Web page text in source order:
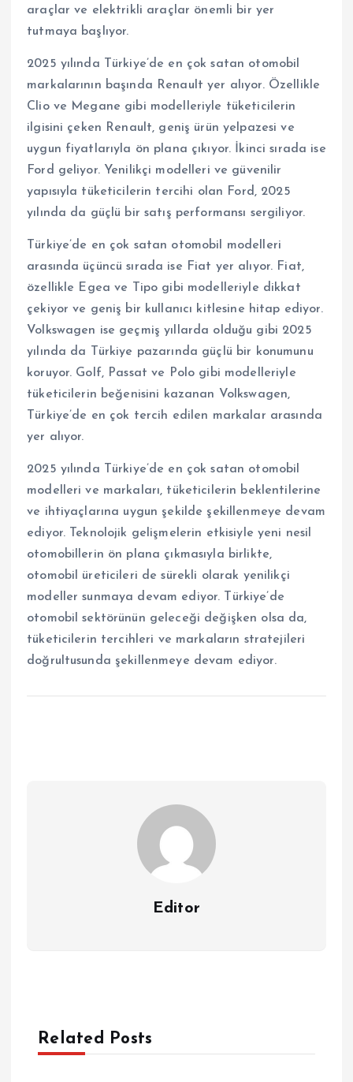
araçlar ve elektrikli araçlar önemli bir yer
tutmaya başlıyor.
2025 yılında Türkiye’de en çok satan otomobil
markalarının başında Renault yer alıyor. Özellikle
Clio ve Megane gibi modelleriyle tüketicilerin
ilgisini çeken Renault, geniş ürün yelpazesi ve
uygun fiyatlarıyla ön plana çıkıyor. İkinci sırada ise
Ford geliyor. Yenilikçi modelleri ve güvenilir
yapısıyla tüketicilerin tercihi olan Ford, 2025
yılında da güçlü bir satış performansı sergiliyor.
Türkiye’de en çok satan otomobil modelleri
arasında üçüncü sırada ise Fiat yer alıyor. Fiat,
özellikle Egea ve Tipo gibi modelleriyle dikkat
çekiyor ve geniş bir kullanıcı kitlesine hitap ediyor.
Volkswagen ise geçmiş yıllarda olduğu gibi 2025
yılında da Türkiye pazarında güçlü bir konumunu
koruyor. Golf, Passat ve Polo gibi modelleriyle
tüketicilerin beğenisini kazanan Volkswagen,
Türkiye’de en çok tercih edilen markalar arasında
yer alıyor.
2025 yılında Türkiye’de en çok satan otomobil
modelleri ve markaları, tüketicilerin beklentilerine
ve ihtiyaçlarına uygun şekilde şekillenmeye devam
ediyor. Teknolojik gelişmelerin etkisiyle yeni nesil
otomobillerin ön plana çıkmasıyla birlikte,
otomobil üreticileri de sürekli olarak yenilikçi
modeller sunmaya devam ediyor. Türkiye’de
otomobil sektörünün geleceği değişken olsa da,
tüketicilerin tercihleri ve markaların stratejileri
doğrultusunda şekillenmeye devam ediyor.
Editor
Related Posts